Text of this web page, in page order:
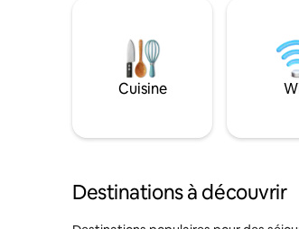
Cuisine
Destinations à découvrir